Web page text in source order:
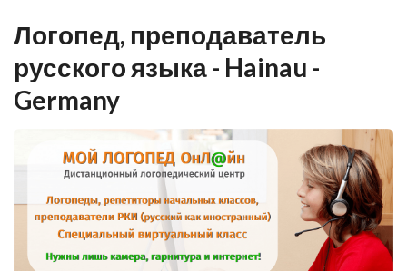
Логопед, преподаватель
русского языка - Hainau -
Germany